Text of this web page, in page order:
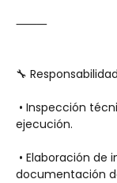
⸻
🔧
• Inspección
ejecución.
• Elaboración de
documentación